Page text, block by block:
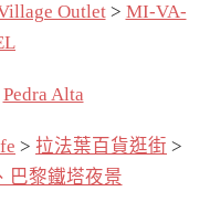
Outlet> MI-VA-
Pedra Alta
> 拉法葉百貨逛街 >
巴黎鐵塔夜景